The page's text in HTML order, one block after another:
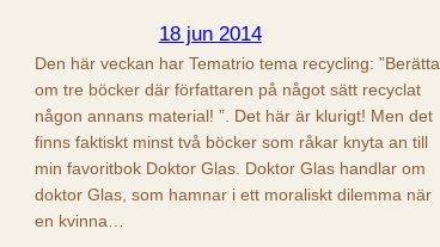
18 jun 2014
Den här veckan har Tematrio tema recycling: ”Berätta
om tre böcker där författaren på något sätt recyclat
någon annans material! ”. Det här är klurigt! Men det
finns faktiskt minst två böcker som råkar knyta an till
min favoritbok Doktor Glas. Doktor Glas handlar om
doktor Glas, som hamnar i ett moraliskt dilemma när
en kvinna…